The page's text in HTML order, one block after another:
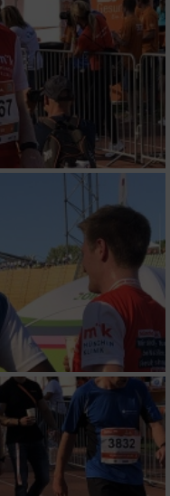
Auswahl